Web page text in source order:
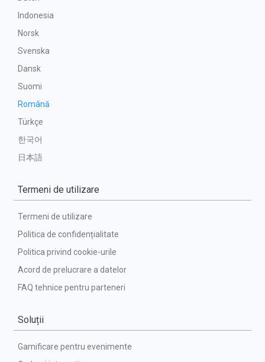
Indonesia
Norsk
Svenska
Dansk
Suomi
Română
Türkçe
한국어
日本語
Termeni de utilizare
Termeni de utilizare
Politica de confidențialitate
Politica privind cookie-urile
Acord de prelucrare a datelor
FAQ tehnice pentru parteneri
Soluții
Gamificare pentru evenimente